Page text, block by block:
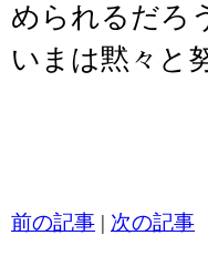
められるだろ
いまは黙々と
前の記事 | 次の記事